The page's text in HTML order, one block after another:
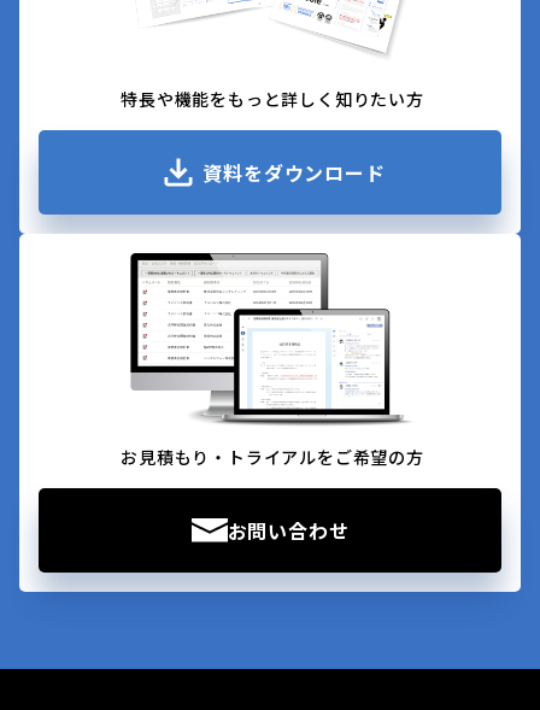
特長や機能をもっと詳しく知りたい方
資料をダウンロード
お見積もり・トライアルをご希望の方
お問い合わせ